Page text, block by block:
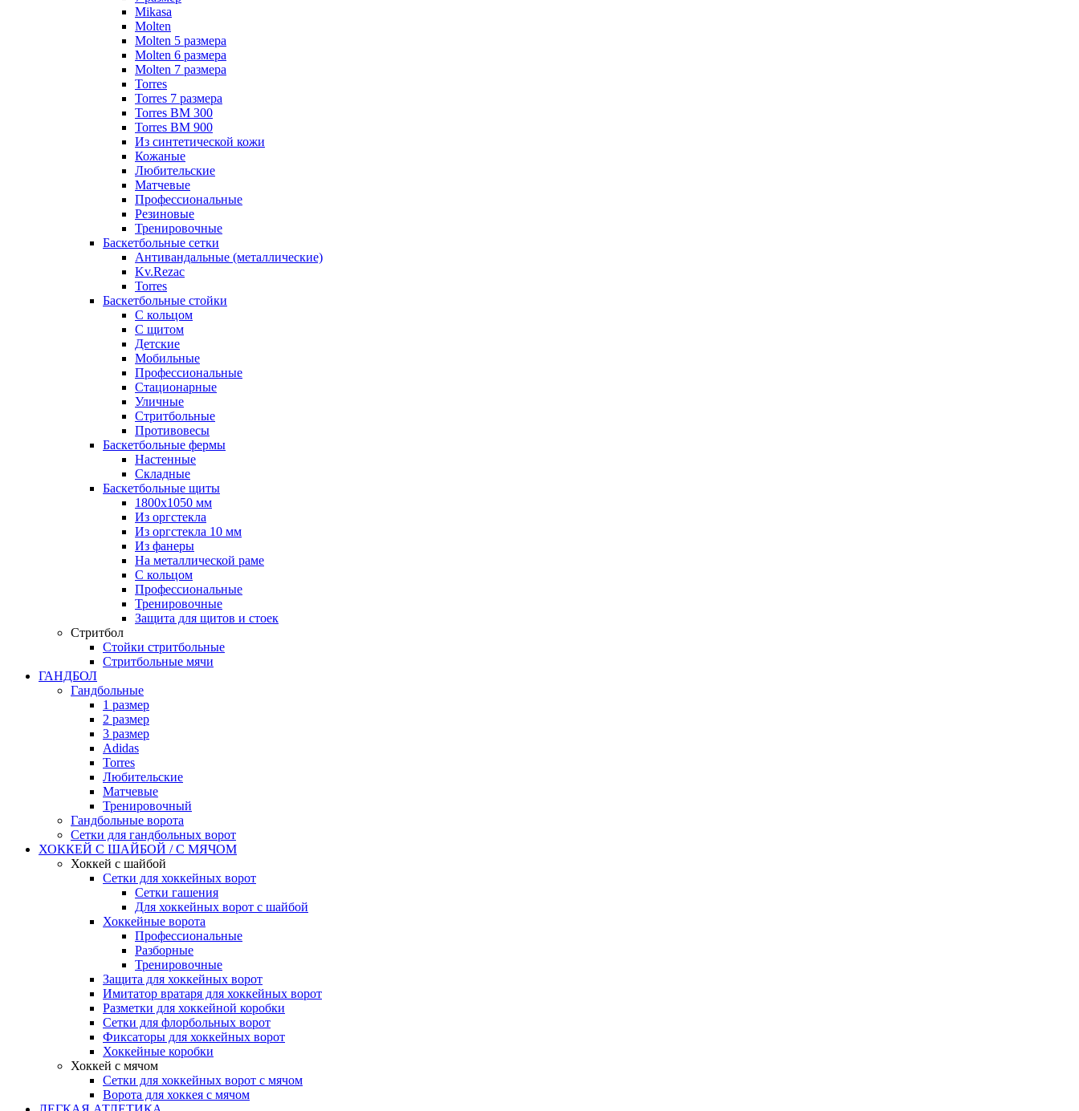
Mikasa
Molten
Molten 5 размера
Molten 6 размера
Molten 7 размера
Torres
Torres 7 размера
Torres BM 300
Torres BM 900
Из синтетической кожи
Кожаные
Любительские
Матчевые
Профессиональные
Резиновые
Тренировочные
Баскетбольные сетки
Антивандальные (металлические)
Kv.Rezac
Torres
Баскетбольные стойки
С кольцом
С щитом
Детские
Мобильные
Профессиональные
Стационарные
Уличные
Стритбольные
Противовесы
Баскетбольные фермы
Настенные
Складные
Баскетбольные щиты
1800х1050 мм
Из оргстекла
Из оргстекла 10 мм
Из фанеры
На металлической раме
С кольцом
Профессиональные
Тренировочные
Защита для щитов и стоек
Стритбол
Стойки стритбольные
Стритбольные мячи
ГАНДБОЛ
Гандбольные
1 размер
2 размер
3 размер
Adidas
Torres
Любительские
Матчевые
Тренировочный
Гандбольные ворота
Сетки для гандбольных ворот
ХОККЕЙ С ШАЙБОЙ / С МЯЧОМ
Хоккей с шайбой
Сетки для хоккейных ворот
Сетки гашения
Для хоккейных ворот с шайбой
Хоккейные ворота
Профессиональные
Разборные
Тренировочные
Защита для хоккейных ворот
Имитатор вратаря для хоккейных ворот
Разметки для хоккейной коробки
Сетки для флорбольных ворот
Фиксаторы для хоккейных ворот
Хоккейные коробки
Хоккей с мячом
Сетки для хоккейных ворот с мячом
Ворота для хоккея с мячом